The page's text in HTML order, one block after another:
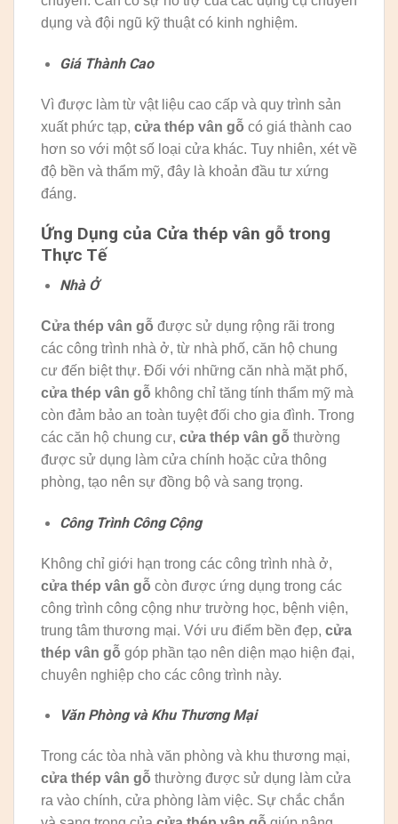
dụng và đội ngũ kỹ thuật có kinh nghiệm.
Giá Thành Cao
Vì được làm từ vật liệu cao cấp và quy trình sản
xuất phức tạp, cửa thép vân gỗ có giá thành cao
hơn so với một số loại cửa khác. Tuy nhiên, xét về
độ bền và thẩm mỹ, đây là khoản đầu tư xứng
đáng.
Ứng Dụng của Cửa thép vân gỗ trong
Thực Tế
Nhà Ở
Cửa thép vân gỗ được sử dụng rộng rãi trong
các công trình nhà ở, từ nhà phố, căn hộ chung
cư đến biệt thự. Đối với những căn nhà mặt phố,
cửa thép vân gỗ không chỉ tăng tính thẩm mỹ mà
còn đảm bảo an toàn tuyệt đối cho gia đình. Trong
các căn hộ chung cư, cửa thép vân gỗ thường
được sử dụng làm cửa chính hoặc cửa thông
phòng, tạo nên sự đồng bộ và sang trọng.
Công Trình Công Cộng
Không chỉ giới hạn trong các công trình nhà ở,
cửa thép vân gỗ còn được ứng dụng trong các
công trình công cộng như trường học, bệnh viện,
trung tâm thương mại. Với ưu điểm bền đẹp, cửa
thép vân gỗ góp phần tạo nên diện mạo hiện đại,
chuyên nghiệp cho các công trình này.
Văn Phòng và Khu Thương Mại
Trong các tòa nhà văn phòng và khu thương mại,
cửa thép vân gỗ thường được sử dụng làm cửa
ra vào chính, cửa phòng làm việc. Sự chắc chắn